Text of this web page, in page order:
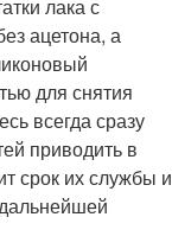
лака с
ацетона, а
для снятия
всегда сразу
приводить в
срок их службы и